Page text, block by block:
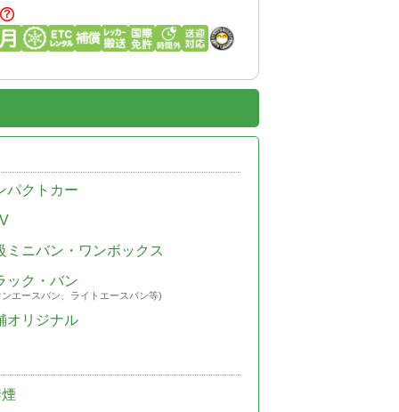
パクトカー
ミニバン・ワンボックス
ック・バン
エースバン、ライトエースバン等)
オリジナル